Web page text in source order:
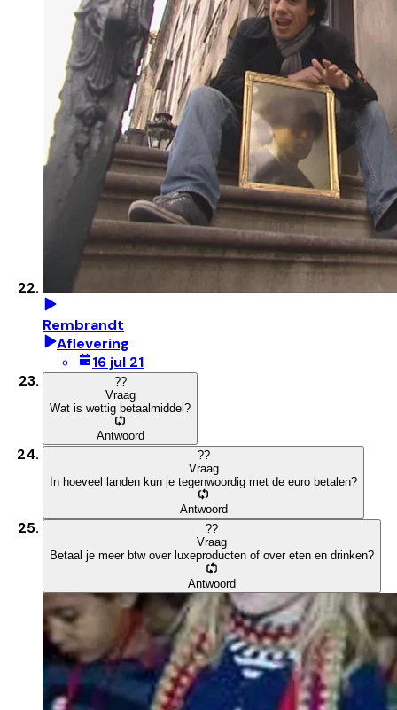
Rembrandt
Aflevering
16 jul 21
??
Vraag
Wat is wettig betaalmiddel?
Antwoord
??
Vraag
In hoeveel landen kun je tegenwoordig met de euro betalen?
Antwoord
??
Vraag
Betaal je meer btw over luxeproducten of over eten en drinken?
Antwoord